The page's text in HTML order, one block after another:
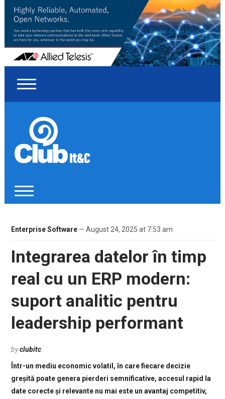
Enterprise Software— August 24, 2025 at 7:53 am
Integrarea datelor în timp
real cu un ERP modern:
suport analitic pentru
leadership performant
byclubitc
Într-un mediu economic volatil, în care fiecare decizie
greșită poate genera pierderi semnificative, accesul rapid la
date corecte și relevante nu mai este un avantaj competitiv,